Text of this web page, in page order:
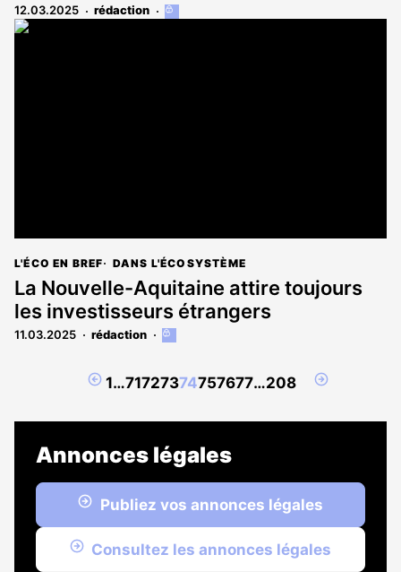
12.03.2025 rédaction
Cet
L'ÉCO EN BREF DANS L'ÉCOSYSTÈME
La Nouvelle-Aquitaine attire toujours
les investisseurs étrangers
11.03.2025 rédaction
Cet
réservé
abonnés
Page
1…71727374757677…208
Page
Annonces légales
Publiez vos annonces légales
Consultez les annonces légales